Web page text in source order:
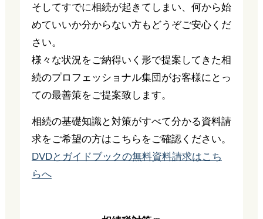
そしてすでに相続が起きてしまい、何から始
めていいか分からない方もどうぞご安心くだ
さい。
様々な状況をご納得いく形で提案してきた相
続のプロフェッショナル集団がお客様にとっ
ての最善策をご提案致します。
相続の基礎知識と対策がすべて分かる資料請
求をご希望の方はこちらをご確認ください。
DVDとガイドブックの無料資料請求はこち
らへ